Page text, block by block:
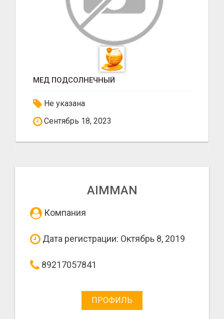
МЕД ПОДСОЛНЕЧНЫЙ
Не указана
Сентябрь 18, 2023
AIMMAN
Компания
Дата регистрации: Октябрь 8, 2019
89217057841
ПРОФИЛЬ